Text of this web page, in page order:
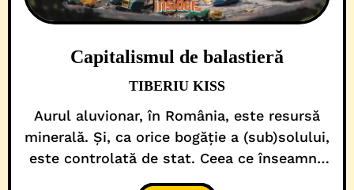
Capitalismul de balastieră
TIBERIU KISS
Aurul aluvionar, în România, este resursă
minerală. Și, ca orice bogăție a (sub)solului,
este controlată de stat. Ceea ce înseamnă
că exploatarea are reguli stricte, prevăzute